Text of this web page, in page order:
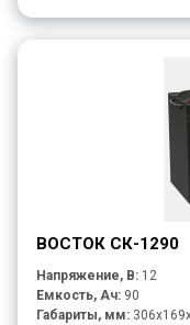
ВОСТОК СК-1290
Напряжение, В: 12
Емкость, Ач: 90
Габариты, мм: